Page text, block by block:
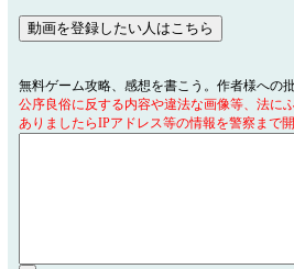
無料ゲーム攻略、感想を書こう。作者様への
公序良俗に反する内容や違法な画像等、法に
ありましたらIPアドレス等の情報を警察まで